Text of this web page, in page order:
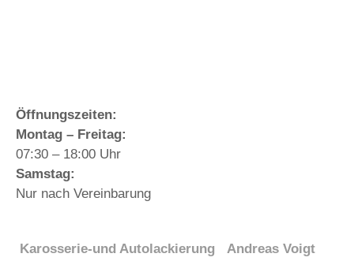
Öffnungszeiten:
Montag – Freitag:
07:30 – 18:00 Uhr
Samstag:
Nur nach Vereinbarung
Karosserie-und Autolackierung Andreas Voigt